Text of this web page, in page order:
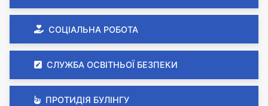
СОЦІАЛЬНА РОБОТА
СЛУЖБА ОСВІТНЬОЇ БЕЗПЕКИ
ПРОТИДІЯ БУЛІНГУ